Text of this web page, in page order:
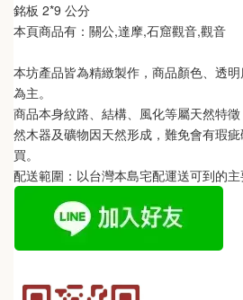
銘板 2*9 公分
本頁商品有： 關公,達摩,石窟觀音,觀音
本坊產品皆為精緻製作，商品顏色、透
為主。
商品本身紋路、結構、風化等屬天然特
然木器及礦物因天然形成，難免會有瑕
買。
配送範圍：以台灣本島宅配運送可到的主